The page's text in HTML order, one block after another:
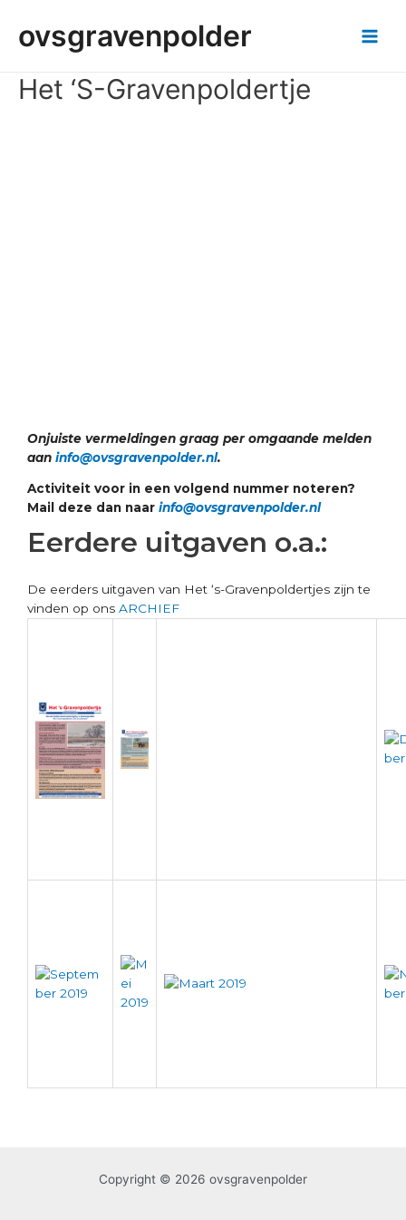
ovsgravenpolder
Het ‘s-Gravenpoldertje
Onjuiste vermeldingen graag per omgaande melden
aan info@ovsgravenpolder.nl.
Activiteit voor in een volgend nummer noteren?
Mail deze dan naar info@ovsgravenpolder.nl
Eerdere uitgaven o.a.:
De eerders uitgaven van Het ‘s-Gravenpoldertjes zijn te
vinden op ons ARCHIEF
Copyright © 2026 ovsgravenpolder